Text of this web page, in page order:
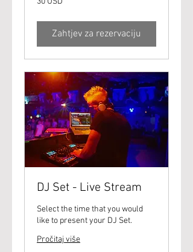
američkih
Zahtjev za rezervaciju
DJ Set - Live Stream
Select the time that you would
like to present your DJ Set.
Pročitaj više